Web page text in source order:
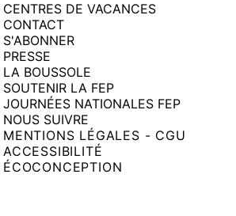
CENTRES DE VACANCES
CONTACT
S'ABONNER
PRESSE
LA BOUSSOLE
SOUTENIR LA FEP
JOURNÉES NATIONALES FEP
NOUS SUIVRE
MENTIONS LÉGALES - CGU
ACCESSIBILITÉ
ÉCOCONCEPTION